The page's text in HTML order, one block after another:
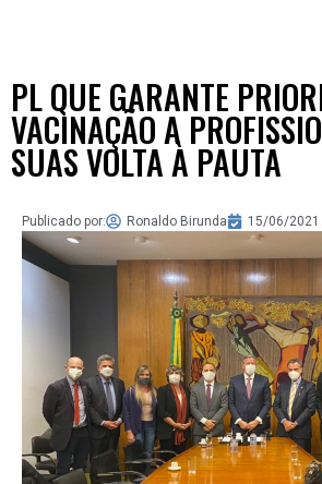
PL QUE GARANTE
VACINAÇÃO A
SUAS VOLTA À PAUTA
Publicado por: Ronaldo Birunda 15/06/2021